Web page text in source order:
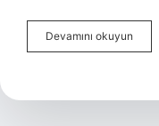
Devamını okuyun
Soğan
Tdk